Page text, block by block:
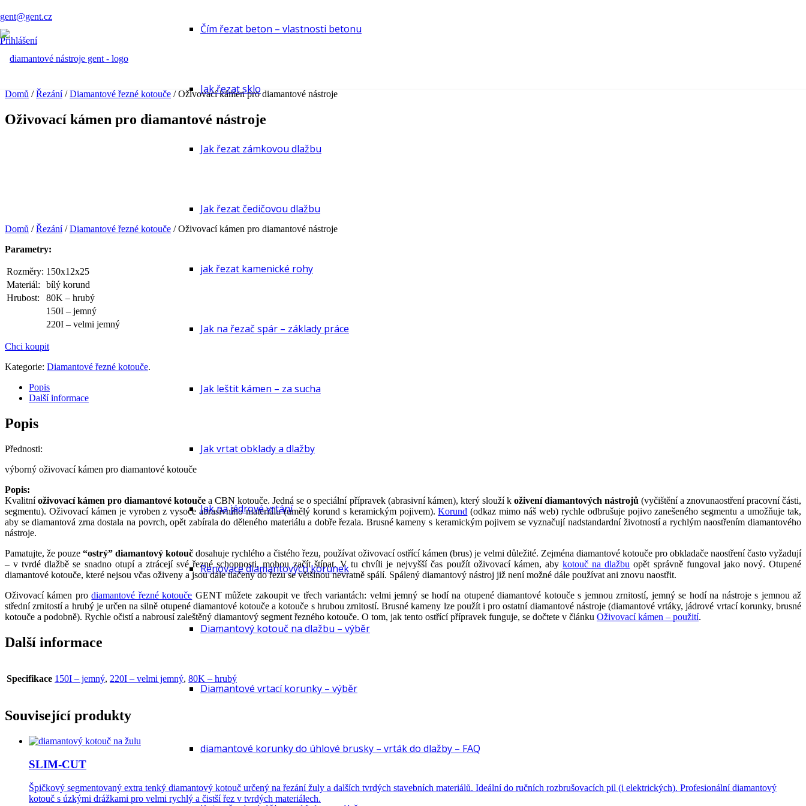
gent@gent.cz
Přihlášení
Čím řezat beton – vlastnosti betonu
Jak řezat sklo
Jak řezat zámkovou dlažbu
Jak řezat čedičovou dlažbu
jak řezat kamenické rohy
Jak na řezač spár – základy práce
Jak leštit kámen – za sucha
Jak vrtat obklady a dlažby
Jak na jádrové vrtání
Renovace diamantových korunek
Diamantový kotouč na dlažbu – výběr
Diamantové vrtací korunky – výběr
diamantové korunky do úhlové brusky – vrták do dlažby – FAQ
Domů /Řezání/Diamantové řezné kotouče / Oživovací kámen pro diamantové nástroje
Oživovací kámen pro diamantové nástroje
Domů /Řezání/Diamantové řezné kotouče / Oživovací kámen pro diamantové nástroje
Parametry:
Rozměry: 150x12x25
Materiál:
bílý korund
Hrubost:
80K – hrubý
150I – jemný
220I – velmi jemný
Chci koupit
Kategorie: Diamantové řezné kotouče.
Popis
Další informace
Popis
Přednosti:
výborný oživovací kámen pro diamantové kotouče
Popis:
Kvalitníoživovací kámen pro diamantové kotouče a CBN kotouče. Jedná se o speciální přípravek (abrasivní kámen), který slouží k oživení diamantových nástrojů (vyčištění a znovunaostření pracovní části,
segmentu). Oživovací kámen je vyroben z vysoce abrasivního materiálu (umělý korund s keramickým pojivem).Korund (odkaz mimo náš web) rychle odbrušuje pojivo zanešeného segmentu a umožňuje tak,
aby se diamantová zrna dostala na povrch, opět zabírala do děleného materiálu a dobře řezala. Brusné kameny s keramickým pojivem se vyznačují nadstandardní životností a rychlým naostřením diamantového
nástroje.
Pamatujte, že pouze “ostrý” diamantový kotouč dosahuje rychlého a čistého řezu, používat oživovací ostřící kámen (brus) je velmi důležité. Zejména diamantové kotouče pro obkladače naostření často vyžadují
– v tvrdé dlažbě se snadno otupí a ztrácejí své řezné schopnosti, mohou začít štípat. V tu chvíli je nejvyšší čas použít oživovací kámen, abykotouč na dlažbu opět správně fungoval jako nový. Otupené
diamantové kotouče, které nejsou včas oživeny a jsou dále tlačeny do řezu se většinou nevratně spálí. Spálený diamantový nástroj již není možné dále používat ani znovu naostřit.
Oživovací kámen prodiamantové řezné kotouče GENT můžete zakoupit ve třech variantách: velmi jemný se hodí na otupené diamantové kotouče s jemnou zrnitostí, jemný se hodí na nástroje s jemnou až
střední zrnitostí a hrubý je určen na silně otupené diamantové kotouče a kotouče s hrubou zrnitostí. Brusné kameny lze použít i pro ostatní diamantové nástroje (diamantové vrtáky, jádrové vrtací korunky, brusné
kotouče a podobně). Rychle očistí a nabrousí zaleštěný diamantový segment řezného kotouče. O tom, jak tento ostřící přípravek funguje, se dočtete v článku Oživovací kámen – použití.
Další informace
Specifikace 150I – jemný, 220I – velmi jemný, 80K – hrubý
Související produkty
SLIM-CUT
Špičkový segmentovaný extra tenký diamantový kotouč určený na řezání žuly a dalších tvrdých stavebních materiálů. Ideální do ručních rozbrušovacích pil (i elektrických). Profesionální diamantový
kotouč s úzkými drážkami pro velmi rychlý a čistší řez v tvrdých materiálech.